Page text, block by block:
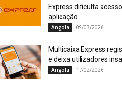
Express dificulta
aplicação
Angola 09/03/2026
Multicaixa Express
e deixa utilizadores
Angola 17/02/2026